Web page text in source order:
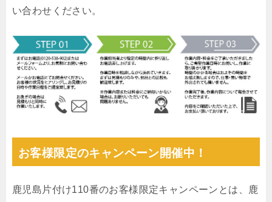
い合わせください。
お客様限定のキャンペーン開催中！
鹿児島片付け110番のお客様限定キャンペーンとは、鹿